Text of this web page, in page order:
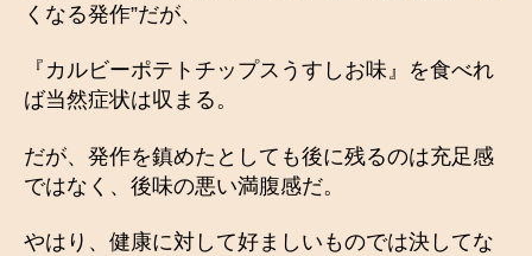
くなる発作”だが、
『カルビーポテトチップスうすしお味』を食べれ
ば当然症状は収まる。
だが、発作を鎮めたとしても後に残るのは充足感
ではなく、後味の悪い満腹感だ。
やはり、健康に対して好ましいものでは決してな